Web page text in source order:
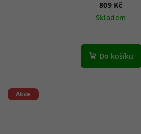
809 Kč
Skladem
Do košíku
Akce